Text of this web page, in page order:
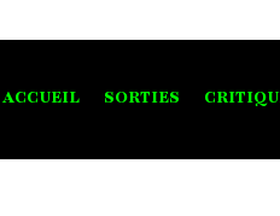
ACCUEIL SORTIES